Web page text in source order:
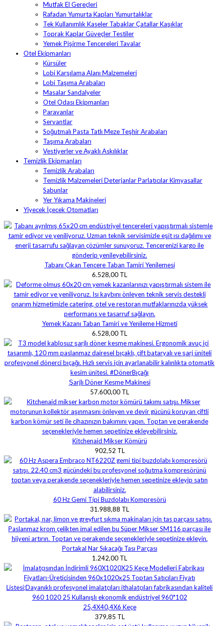
Mutfak El Gereçleri
Rafadan Yumurta Kapları Yumurtalıklar
Tek Kullanımlık Kaseler Tabaklar Çatallar Kaşıklar
Toprak Kaplar Güveçler Testiler
Yemek Pişirme Tencereleri Tavalar
Otel Ekipmanları
Kürsüler
Lobi Karşılama Alanı Malzemeleri
Lobi Taşıma Arabaları
Masalar Sandalyeler
Otel Odası Ekipmanları
Paravanlar
Servantlar
Soğutmalı Pasta Tatlı Meze Teşhir Arabaları
Taşıma Arabaları
Vestiyerler ve Ayaklı Askılıklar
Temizlik Ekipmanları
Temizlik Arabaları
Temizlik Malzemeleri Deterjanlar Parlatıcılar Kimyasallar
Sabunlar
Yer Yıkama Makineleri
Yiyecek İçecek Otomatları
Tabanı Çıkan Tencere Taban Tamiri Yenilemesi
6.528,00 TL
Yemek Kazanı Taban Tamiri ve Yenileme Hizmeti
6.528,00 TL
Şarjlı Döner Kesme Makinesi
57.600,00 TL
Kitchenaid Mikser Kömürü
902,52 TL
60 Hz Gemi Tipi Buzdolabı Kompresörü
31.988,88 TL
Portakal Nar Sıkacağı Tası Parçası
1.242,00 TL
25,4X40,4X6 Keçe
379,85 TL